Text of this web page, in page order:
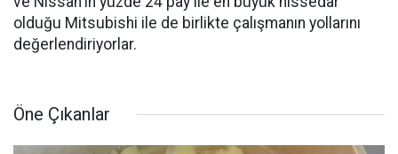
olduğu Mitsubishi ile de birlikte çalışmanın yollarını
değerlendiriyorlar.
Öne Çıkanlar